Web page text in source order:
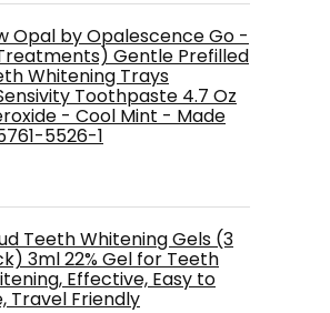
Opal by Opalescence Go -
Gentle Prefilled
Whitening Trays
Toothpaste 4.7 Oz
- Cool Mint - Made
5526-1
Teeth Whitening Gels (3
3ml 22% Gel for Teeth
Effective, Easy to
Travel Friendly